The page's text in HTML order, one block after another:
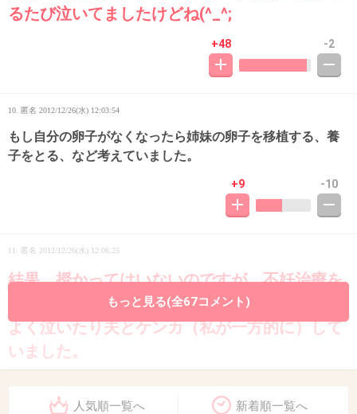
るたび泣いてましたけどね(^_^;
+48 -2
10. 匿名 2012/12/26(水) 12:03:54
もし自分の卵子がなくなったら姉妹の卵子を移植する、養
子をとる、など考えていました。
+9 -10
11. 匿名 2012/12/26(水) 12:06:25
結果 授かってはいないのですが、不妊治療を
していた時期は精神的なストレスが大きくて
よく泣いたり夫とケンカ（私が一方的に）して
いました。
治療を休んで、それから治療は自然とやめてし
もっと見る(全67コメント)
人気順一覧へ 新着順一覧へ